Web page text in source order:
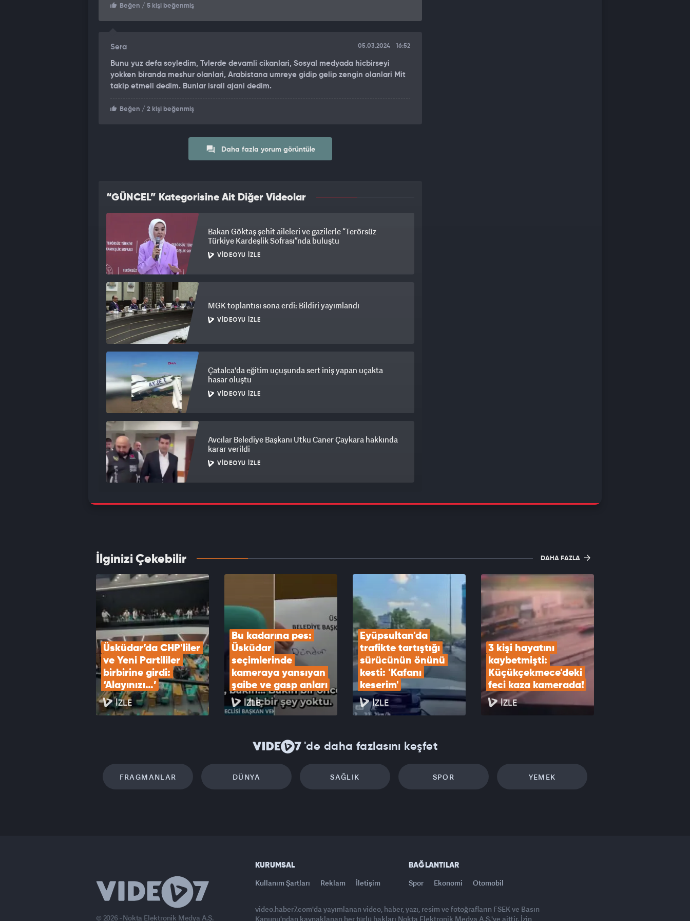
Beğen / 5 kişi beğenmiş
Sera 05.03.2024 16:52
Bunu yuz defa soyledim, Tvlerde devamli cikanlari, Sosyal medyada hicbirseyi
yokken biranda meshur olanlari, Arabistana umreye gidip gelip zengin olanlari Mit
takip etmeli dedim. Bunlar israil ajani dedim.
Beğen / 2 kişi beğenmiş
Daha fazla yorum görüntüle
“GÜNCEL” Kategorisine Ait Diğer Videolar
Bakan Göktaş şehit aileleri ve gazilerle “Terörsüz
Türkiye Kardeşlik Sofrası”nda buluştu
VIDEOYU İZLE
MGK toplantısı sona erdi: Bildiri yayımlandı
VIDEOYU İZLE
Çatalca'da eğitim uçuşunda sert iniş yapan uçakta
hasar oluştu
VIDEOYU İZLE
Avcılar Belediye Başkanı Utku Caner Çaykara hakkında
karar verildi
VIDEOYU İZLE
Milli Güvenlik Kurulu Cumhurbaşkanlığı Külliyesi’nde
İlginizi Çekebilir DAHA FAZLA
Üsküdar’da CHP'liler
ve Yeni Partililer
birbirine girdi:
‘Alayınızı…’
İZLE
Bu kadarına pes:
Üsküdar
seçimlerinde
kameraya yansıyan
şaibe ve gasp anları
İZLE
Eyüpsultan'da
trafikte tartıştığı
sürücünün önünü
kesti: 'Kafanı
keserim'
İZLE
3 kişi hayatını
kaybetmişti:
Küçükçekmece'deki
feci kaza kamerada!
İZLE
'de daha fazlasını keşfet
FRAGMANLAR DÜNYA SAĞLIK SPOR YEMEK
© 2026 - Nokta Elektronik Medya A.Ş.
KURUMSAL
Kullanım Şartları Reklam İletişim
BAĞLANTILAR
Spor Ekonomi Otomobil
video.haber7.com'da yayımlanan video, haber, yazı, resim ve fotoğrafların FSEK ve Basın
Kanunu'ndan kaynaklanan her türlü hakları Nokta Elektronik Medya A.Ş.'ye aittir. İzin